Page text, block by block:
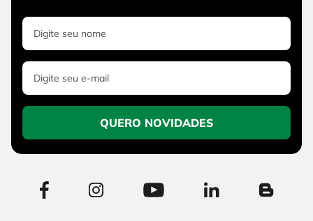
QUERO NOVIDADES